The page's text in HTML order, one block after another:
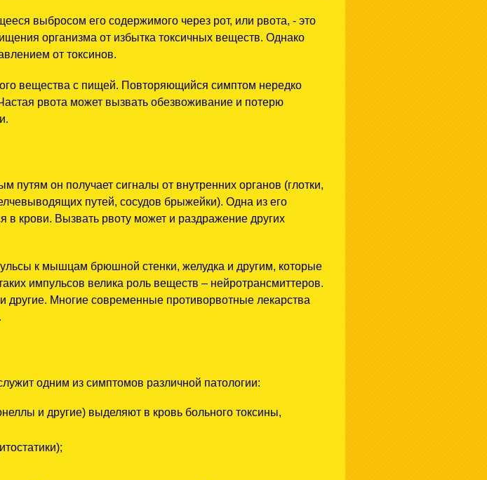
выбросом его содержимого через рот, или рвота, - это
организма от избытка токсичных веществ. Однако
от токсинов.
вещества с пищей. Повторяющийся симптом нередко
рвота может вызвать обезвоживание и потерю
он получает сигналы от внутренних органов (глотки,
путей, сосудов брыжейки). Одна из его
крови. Вызвать рвоту может и раздражение других
к мышцам брюшной стенки, желудка и другим, которые
импульсов велика роль веществ – нейротрансмиттеров.
Многие современные противорвотные лекарства
одним из симптомов различной патологии:
и другие) выделяют в кровь больного токсины,